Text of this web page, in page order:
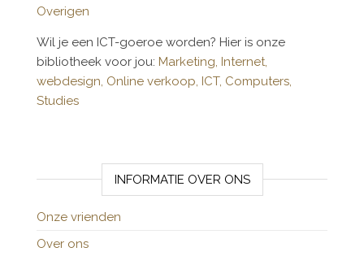
Overigen
Wil je een ICT-goeroe worden? Hier is onze
bibliotheek voor jou: Marketing, Internet,
webdesign, Online verkoop, ICT, Computers,
Studies
INFORMATIE OVER ONS
Onze vrienden
Over ons